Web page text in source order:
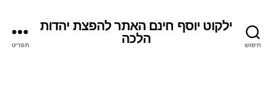
חיפוש
ילקוט יוסף חינם האתר להפצת יהדות
הלכה
תפריט